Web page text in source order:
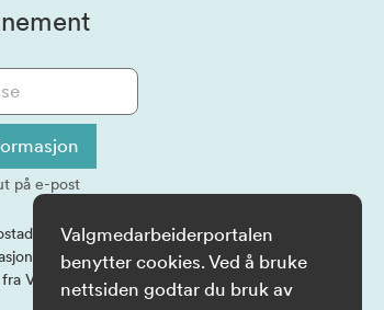
på e-post
samtykker
og eventuelle
Valgdirektoratet på
Valgmedarbeiderportalen
benytter cookies. Ved å bruke
nettsiden godtar du bruk av